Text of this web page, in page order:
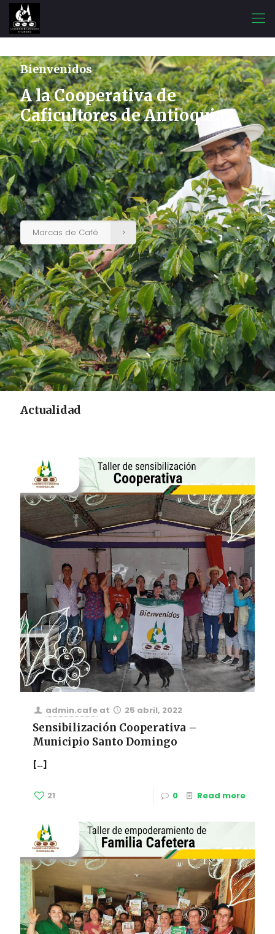
Bienvenidos
A la Cooperativa de
Caficultores de Antioquia
Marcas de Café
Actualidad
admin.cafe at 25 abril, 2022
Sensibilización Cooperativa –
Municipio Santo Domingo
[…]
21 0 Read more